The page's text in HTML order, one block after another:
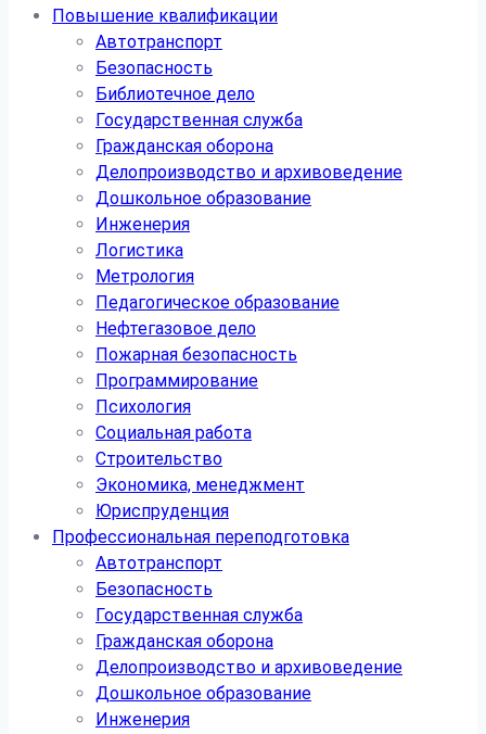
Повышение квалификации
Автотранспорт
Безопасность
Библиотечное дело
Государственная служба
Гражданская оборона
Делопроизводство и архивоведение
Дошкольное образование
Инженерия
Логистика
Метрология
Педагогическое образование
Нефтегазовое дело
Пожарная безопасность
Программирование
Психология
Социальная работа
Строительство
Экономика, менеджмент
Юриспруденция
Профессиональная переподготовка
Автотранспорт
Безопасность
Государственная служба
Гражданская оборона
Делопроизводство и архивоведение
Дошкольное образование
Инженерия